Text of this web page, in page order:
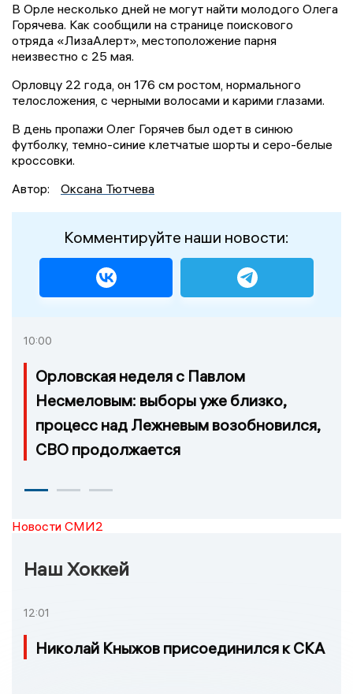
В Орле несколько дней не могут найти молодого Олега
Горячева. Как сообщили на странице поискового
отряда «ЛизаАлерт», местоположение парня
неизвестно с 25 мая.
Орловцу 22 года, он 176 см ростом, нормального
телосложения, с черными волосами и карими глазами.
В день пропажи Олег Горячев был одет в синюю
футболку, темно-синие клетчатые шорты и серо-белые
кроссовки.
Автор:
Оксана Тютчева
Комментируйте наши новости:
10:00
Орловская неделя с Павлом
Несмеловым: выборы уже близко,
процесс над Лежневым возобновился,
СВО продолжается
Новости СМИ2
Наш Хоккей
12:01
Николай Кныжов присоединился к СКА